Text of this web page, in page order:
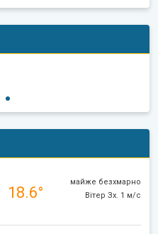
18.6°
майже безхмарно
Вітер Зх. 1 м/с